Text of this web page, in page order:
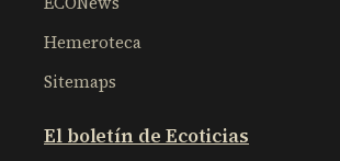
Hemeroteca
Sitemaps
El boletín de Ecoticias